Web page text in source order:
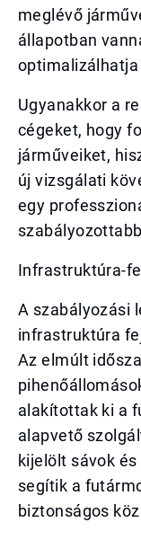
meglévő
állapotban
Ugyanakkor a
cégeket, hogy
járműveiket,
új vizsgálati
egy
Infrastruktúra-
A szabályozási
infrastruktúra
Az elmúlt
alakítottak ki a
alapvető
kijelölt sávok
segítik a
biztonságos